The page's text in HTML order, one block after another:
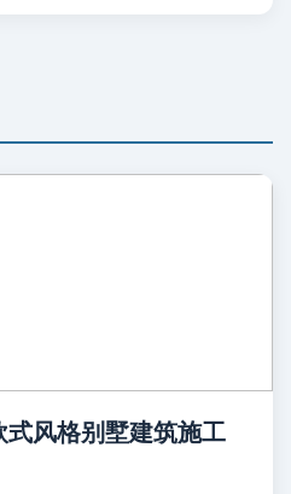
风格别墅建筑施工